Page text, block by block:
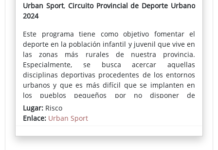
Urban Sport, Circuito Provincial de Deporte Urbano
2024
Este programa tiene como objetivo fomentar el
deporte en la población infantil y juvenil que vive en
las zonas más rurales de nuestra provincia.
Especialmente, se busca acercar aquellas
disciplinas deportivas procedentes de los entornos
urbanos y que es más difícil que se implanten en
los pueblos pequeños por no disponer de
equipamientos, espacios donde practicarlos o
monitores que les enseñen su correcta práctica.
En cada localidad se instala una pista deportiva
Lugar: Risco
Enlace: Urban Sport